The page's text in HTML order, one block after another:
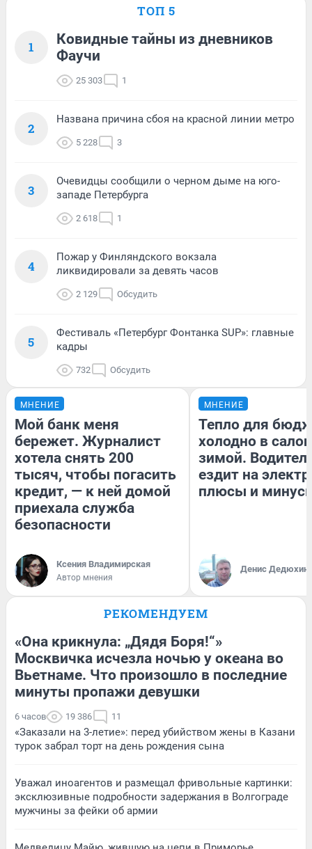
ТОП 5
1
Ковидные тайны из дневников
Фаучи
25 303 1
2
Названа причина сбоя на красной линии метро
5 228 3
3
Очевидцы сообщили о черном дыме на юго-
западе Петербурга
2 618 1
4
Пожар у Финляндского вокзала
ликвидировали за девять часов
2 129 Обсудить
5
Фестиваль «Петербург Фонтанка SUP»: главные
кадры
732 Обсудить
МНЕНИЕ
Мой банк меня
бережет. Журналист
хотела снять 200
тысяч, чтобы погасить
кредит, — к ней домой
приехала служба
безопасности
Ксения Владимирская
Автор мнения
МНЕНИЕ
Тепло для
холодно в
зимой.
ездит на
плюсы и
Денис Дедюхин
РЕКОМЕНДУЕМ
«Она крикнула: „Дядя Боря!“»
Москвичка исчезла ночью у океана во
Вьетнаме. Что произошло в последние
минуты пропажи девушки
6 часов 19 386 11
«Заказали на 3-летие»: перед убийством жены в Казани
турок забрал торт на день рождения сына
Уважал иноагентов и размещал фривольные картинки:
эксклюзивные подробности задержания в Волгограде
мужчины за фейки об армии